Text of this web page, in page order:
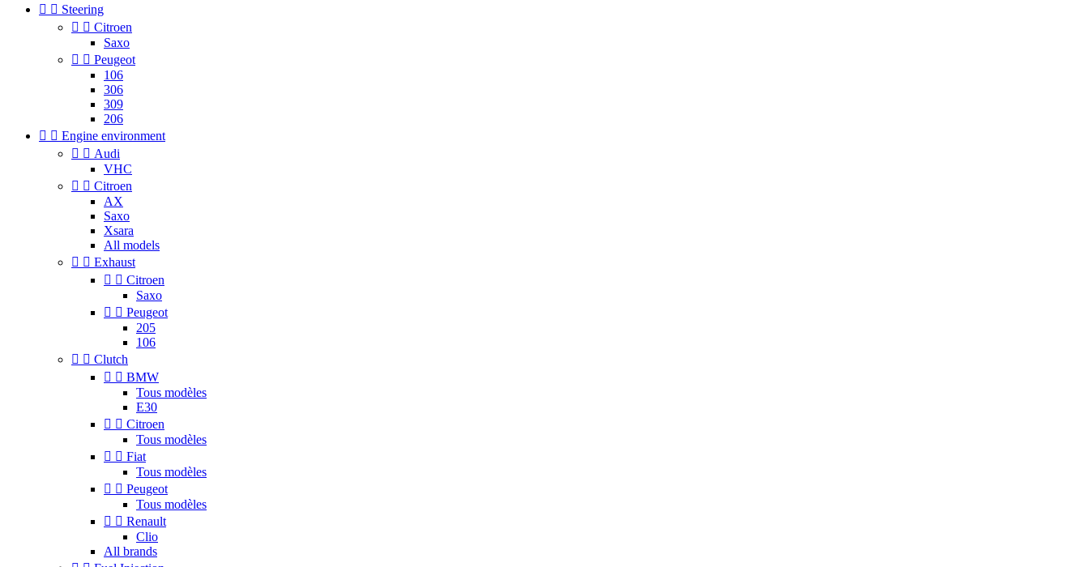
  Steering
  Citroen
Saxo
  Peugeot
106
306
309
206
  Engine environment
  Audi
VHC
  Citroen
AX
Saxo
Xsara
All models
  Exhaust
  Citroen
Saxo
  Peugeot
205
106
  Clutch
  BMW
Tous modèles
E30
  Citroen
Tous modèles
  Fiat
Tous modèles
  Peugeot
Tous modèles
  Renault
Clio
All brands